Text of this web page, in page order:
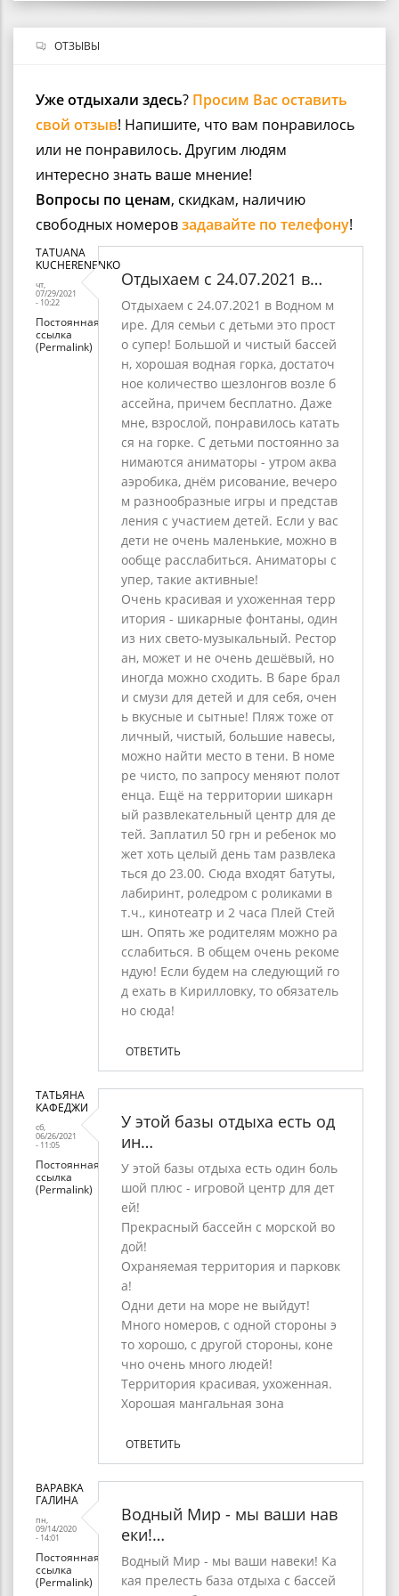
ОТЗЫВЫ
Уже отдыхали здесь? Просим Вас оставить
свой отзыв! Напишите, что вам понравилось
или не понравилось. Другим людям
интересно знать ваше мнение!
Вопросы по ценам, скидкам, наличию
свободных номеровзадавайте по телефону!
TATUANA
KUCHERENENKO
чт,
07/29/2021
- 10:22
Постоянная
ссылка
(Permalink)
Отдыхаем с 24.07.2021 в…
Отдыхаем с 24.07.2021 в Водном м
ире. Для семьи с детьми это прост
о супер! Большой и чистый бассей
н, хорошая водная горка, достаточ
ное количество шезлонгов возле б
ассейна, причем бесплатно. Даже
мне, взрослой, понравилось катать
ся на горке. С детьми постоянно за
нимаются аниматоры - утром аква
аэробика, днём рисование, вечеро
м разнообразные игры и представ
ления с участием детей. Если у вас
дети не очень маленькие, можно в
ообще расслабиться. Аниматоры с
упер, такие активные!
Очень красивая и ухоженная терр
итория - шикарные фонтаны, один
из них свето-музыкальный. Рестор
ан, может и не очень дешёвый, но
иногда можно сходить. В баре брал
и смузи для детей и для себя, очен
ь вкусные и сытные! Пляж тоже от
личный, чистый, большие навесы,
можно найти место в тени. В номе
ре чисто, по запросу меняют полот
енца. Ещё на территории шикарн
ый развлекательный центр для де
тей. Заплатил 50 грн и ребенок мо
жет хоть целый день там развлека
ться до 23.00. Сюда входят батуты,
лабиринт, роледром с роликами в
т.ч., кинотеатр и 2 часа Плей Стей
шн. Опять же родителям можно ра
сслабиться. В общем очень рекоме
ндую! Если будем на следующий го
д ехать в Кирилловку, то обязатель
но сюда!
ОТВЕТИТЬ
ТАТЬЯНА
КАФЕДЖИ
сб,
06/26/2021
- 11:05
Постоянная
ссылка
(Permalink)
У этой базы отдыха есть од
ин…
У этой базы отдыха есть один боль
шой плюс - игровой центр для дет
ей!
Прекрасный бассейн с морской во
дой!
Охраняемая территория и парковк
а!
Одни дети на море не выйдут!
Много номеров, с одной стороны э
то хорошо, с другой стороны, коне
чно очень много людей!
Территория красивая, ухоженная.
Хорошая мангальная зона
ОТВЕТИТЬ
ВАРАВКА
ГАЛИНА
пн,
09/14/2020
- 14:01
Постоянная
ссылка
(Permalink)
Водный Мир - мы ваши нав
еки!…
Водный Мир - мы ваши навеки! Ка
кая прелесть база отдыха с бассей